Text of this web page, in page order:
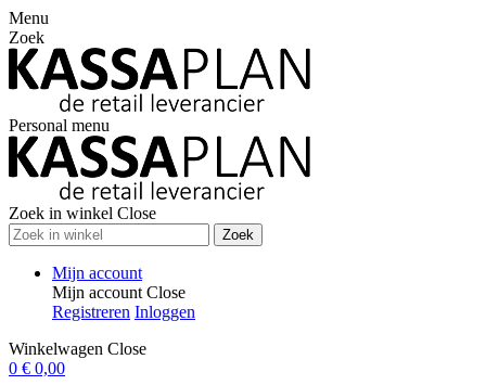
Menu
Zoek
Personal menu
Zoek in winkel Close
Zoek
Mijn account
Mijn account Close
Registreren Inloggen
Winkelwagen Close
0 € 0,00